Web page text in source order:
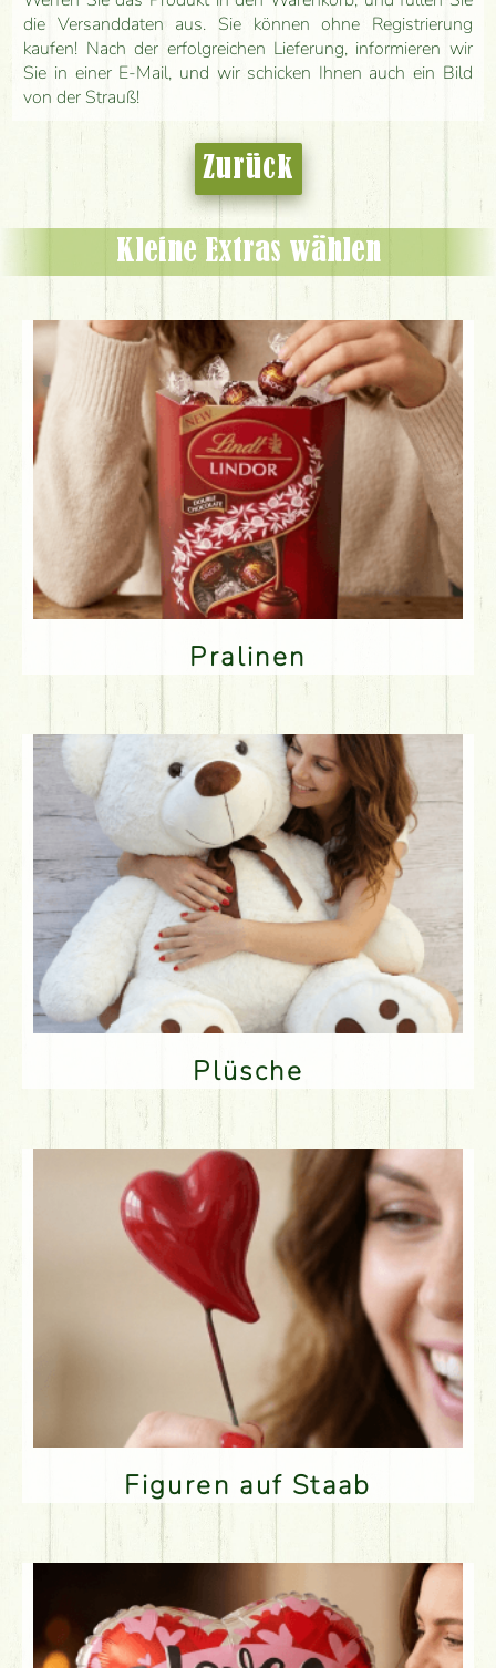
die Versanddaten aus. Sie können ohne Registrierung
kaufen! Nach der erfolgreichen Lieferung, informieren wir
Sie in einer E-Mail, und wir schicken Ihnen auch ein Bild
von der Strauß!
Zurück
Kleine Extras wählen
Pralinen
Plüsche
Figuren auf Staab